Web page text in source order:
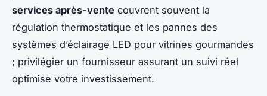
services après-vente couvrent souvent la
régulation thermostatique et les pannes des
systèmes d’éclairage LED pour vitrines gourmandes
; privilégier un fournisseur assurant un suivi réel
optimise votre investissement.